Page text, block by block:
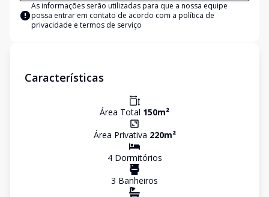
As informações serão utilizadas para que a nossa equipe
possa entrar em contato de acordo com a política de
privacidade e termos de serviço
Características
Área Total 150m²
Área Privativa 220m²
4Dormitórios
3 Banheiros